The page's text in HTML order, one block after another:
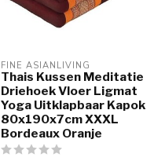
FINE ASIANLIVING
Thais Kussen Meditatie
Driehoek Vloer Ligmat
Yoga Uitklapbaar Kapok
80x190x7cm XXXL
Bordeaux Oranje